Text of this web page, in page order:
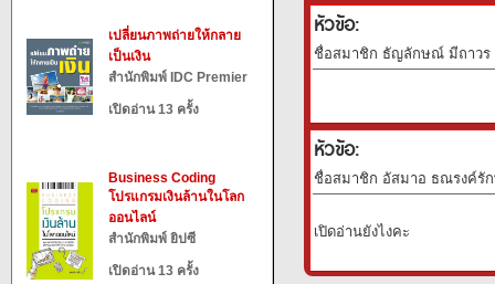
เปลี่ยนภาพถ่ายให้กลาย
เป็นเงิน
สำนักพิมพ์ IDC Premier
เปิดอ่าน 13 ครั้ง
Business Coding
โปรแกรมเงินล้านในโลก
ออนไลน์
สำนักพิมพ์ ยิปซี
เปิดอ่าน 13 ครั้ง
หัวข้อ:
ชื่อสมาชิก ธัญ​ลักษณ์​ มีถาวร​
หัวข้อ:
ชื่อสมาชิก อัสมาอ ธณรงค์รัก
เปิดอ่านยังไงคะ